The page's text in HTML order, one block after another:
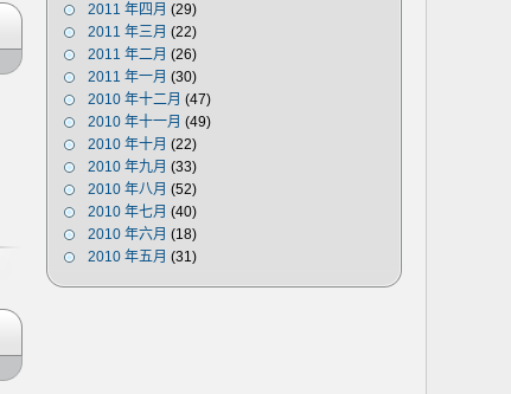
2011 年四月 (29)
2011 年三月 (22)
2011 年二月 (26)
2011 年一月 (30)
2010 年十二月 (47)
2010 年十一月 (49)
2010 年十月 (22)
2010 年九月 (33)
2010 年八月 (52)
2010 年七月 (40)
2010 年六月 (18)
2010 年五月 (31)